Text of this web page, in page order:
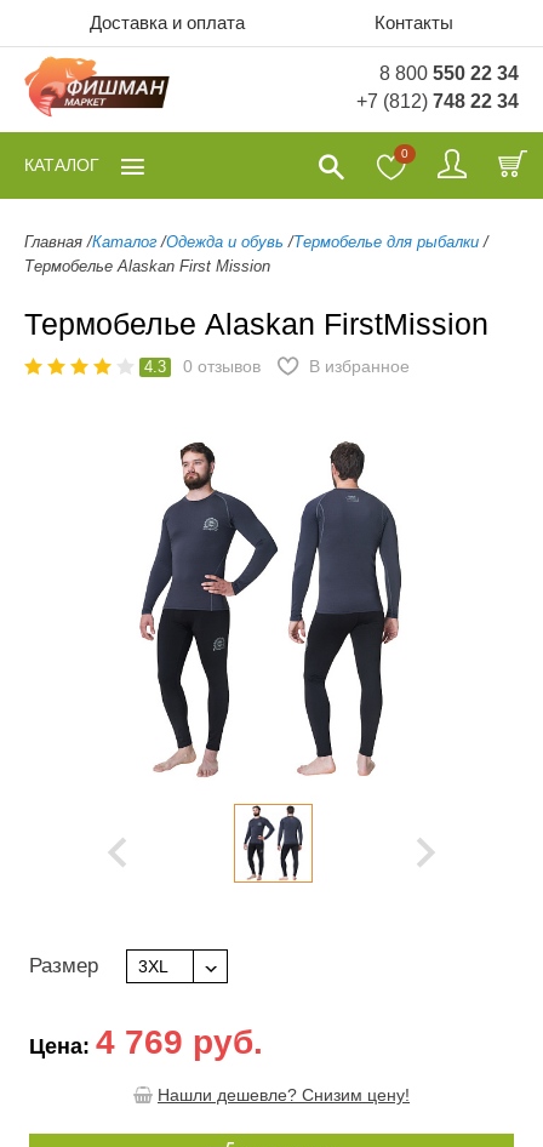
Доставка и оплата Контакты
8 800 550 22 34
+7 (812) 748 22 34
0
КАТАЛОГ
Главная /Каталог /Одежда и обувь /Термобелье для рыбалки /
Термобелье Alaskan First Mission
Термобелье Alaskan FirstMission
4.3 0 отзывов В избранное
Размер 3XL
Цена: 4 769 руб.
Нашли дешевле? Снизим цену!